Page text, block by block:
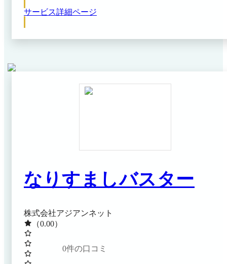
目視確認業務は24時間365日体制で専任スタッフが対応
サービス詳細ページ
なりすましバスター
株式会社アジアンネット
（0.00）
0件の口コミ